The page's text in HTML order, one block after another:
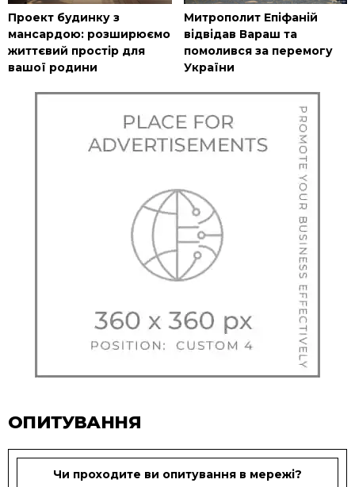
Проект будинку з
мансардою: розширюємо
життєвий простір для
вашої родини
Митрополит Епіфаній
відвідав Вараш та
помолився за перемогу
України
ОПИТУВАННЯ
Чи проходите ви опитування в мережі?